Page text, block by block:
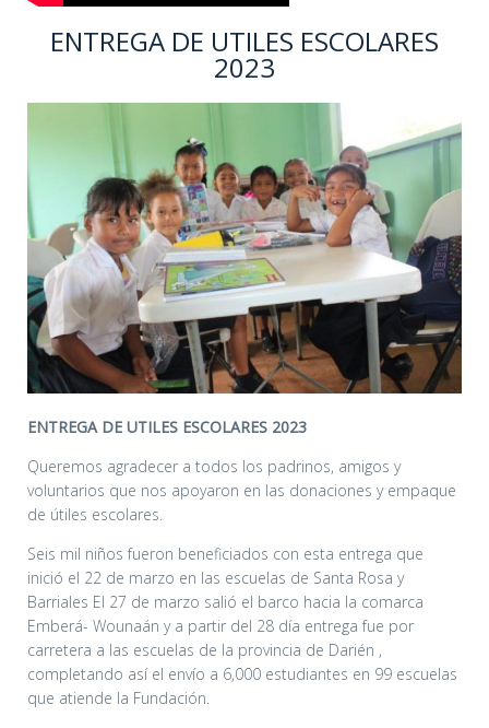
ENTREGA DE UTILES ESCOLARES
2023
ENTREGA DE UTILES ESCOLARES 2023
Queremos agradecer a todos los padrinos, amigos y
voluntarios que nos apoyaron en las donaciones y empaque
de útiles escolares.
Seis mil niños fueron beneficiados con esta entrega que
inició el 22 de marzo en las escuelas de Santa Rosa y
Barriales El 27 de marzo salió el barco hacia la comarca
Emberá- Wounaán y a partir del 28 día entrega fue por
carretera a las escuelas de la provincia de Darién ,
completando así el envío a 6,000 estudiantes en 99 escuelas
que atiende la Fundación.